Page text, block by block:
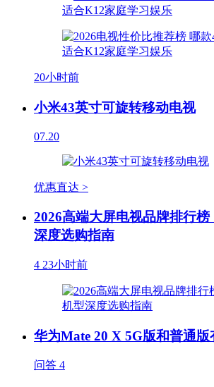
20小时前
小米43英寸可旋转移动电视
07.20
优惠直达 >
2026高端大屏电视品牌排行
深度选购指南
4 23小时前
华为Mate 20 X 5G版和普通版
问答 4